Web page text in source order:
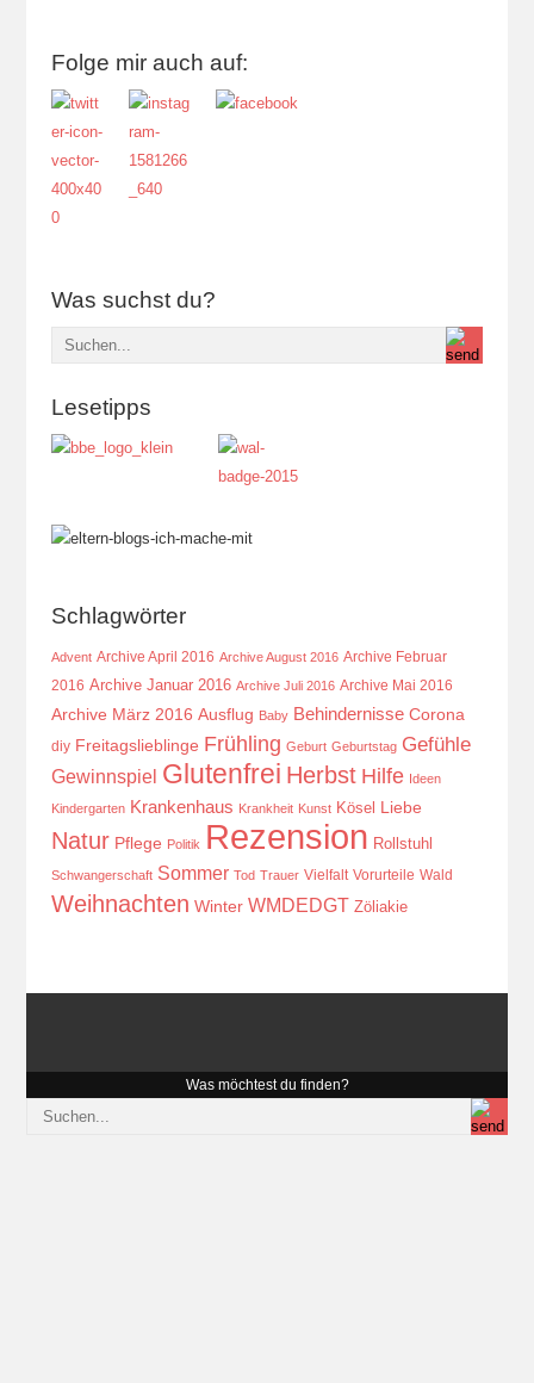
Folge mir auch auf:
Was suchst du?
Lesetipps
Schlagwörter
Advent Archive April 2016 Archive August 2016 Archive Februar
2016 Archive Januar 2016 Archive Juli 2016 Archive Mai 2016
Archive März 2016 Ausflug Baby Behindernisse Corona
diy Freitagslieblinge Frühling Geburt Geburtstag Gefühle
Gewinnspiel Glutenfrei Herbst Hilfe Ideen
Kindergarten Krankenhaus Krankheit Kunst Kösel Liebe
Natur Pflege Politik Rezension Rollstuhl
Schwangerschaft Sommer Tod Trauer Vielfalt Vorurteile Wald
Weihnachten Winter WMDEDGT Zöliakie
Was möchtest du finden?